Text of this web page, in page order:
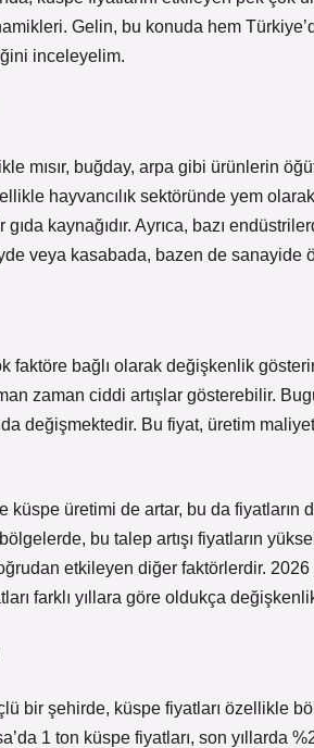
Gelin, bu konuda hem
inceleyelim.
mısır, buğday, arpa gibi ürünlerin
hayvancılık sektöründe yem
kaynağıdır. Ayrıca, bazı
veya kasabada, bazen de sanayide
faktöre bağlı olarak değişkenlik
zaman ciddi artışlar gösterebilir.
değişmektedir. Bu fiyat, üretim
küspe üretimi de artar, bu da fiyatların
bu talep artışı fiyatların
etkileyen diğer faktörlerdir. 2026
farklı yıllara göre oldukça
bir şehirde, küspe fiyatları özellikle
1 ton küspe fiyatları, son yıllarda